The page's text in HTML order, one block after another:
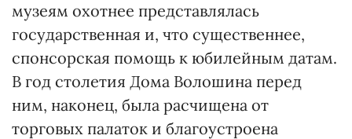
музеям охотнее представлялась
государственная и, что существеннее,
спонсорская помощь к юбилейным датам.
В год столетия Дома Волошина перед
ним, наконец, была расчищена от
торговых палаток и благоустроена